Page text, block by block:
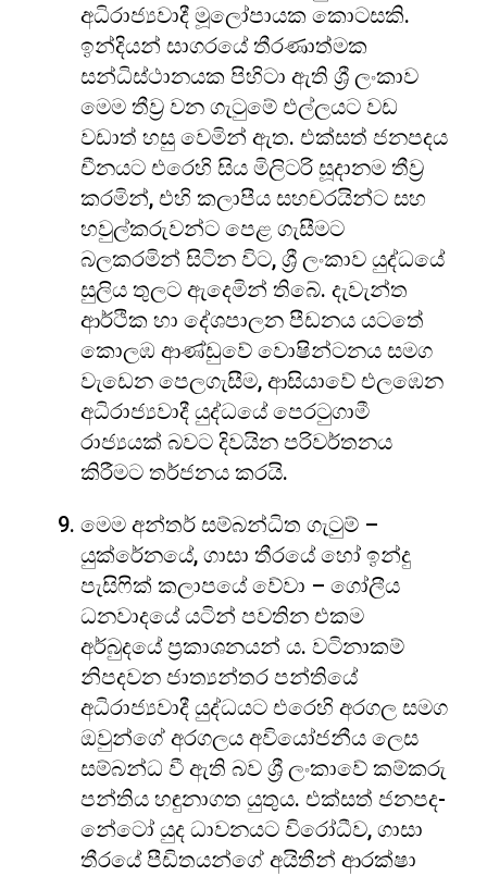
අධිරාජ්‍යවාදී මූලෝපායක කොටසකි.
ඉන්දියන් සාගරයේ තීරණාත්මක
සන්ධිස්ථානයක පිහිටා ඇති ශ්‍රී ලංකාව
මෙම තීව්‍ර වන ගැටුමේ එල්ලයට වඩ
වඩාත් හසු වෙමින් ඇත. එක්සත් ජනපදය
චීනයට එරෙහි සිය මිලිටරි සූදානම තීව්‍ර
කරමින්, එහි කලාපීය සහචරයින්ට සහ
හවුල්කරුවන්ට පෙළ ගැසීමට
බලකරමින් සිටින විට, ශ්‍රී ලංකාව යුද්ධයේ
සුලිය තුලට ඇදෙමින් තිබේ. දැවැන්ත
ආර්ථික හා දේශපාලන පීඩනය යටතේ
කොලඹ ආණ්ඩුවේ වොෂින්ටනය සමග
වැඩෙන පෙලගැසීම, ආසියාවේ එලඹෙන
අධිරාජ්‍යවාදී යුද්ධයේ පෙරටුගාමී
රාජ්‍යයක් බවට දිවයින පරිවර්තනය
කිරීමට තර්ජනය කරයි.
මෙම අන්තර් සම්බන්ධිත ගැටුම් –
යුක්රේනයේ, ගාසා තීරයේ හෝ ඉන්දු
පැසිෆික් කලාපයේ වේවා – ගෝලීය
ධනවාදයේ යටින් පවතින එකම
අර්බුදයේ ප්‍රකාශනයන් ය. වටිනාකම්
නිපදවන ජාත්‍යන්තර පන්තියේ
අධිරාජ්‍යවාදී යුද්ධයට එරෙහි අරගල සමග
ඔවුන්ගේ අරගලය අවියෝජනීය ලෙස
සම්බන්ධ වී ඇති බව ශ්‍රී ලංකාවේ කම්කරු
පන්තිය හඳුනාගත යුතුය. එක්සත් ජනපද-
නේටෝ යුද ධාවනයට විරෝධීව, ගාසා
තීරයේ පීඩිතයන්ගේ අයිතීන් ආරක්ෂා